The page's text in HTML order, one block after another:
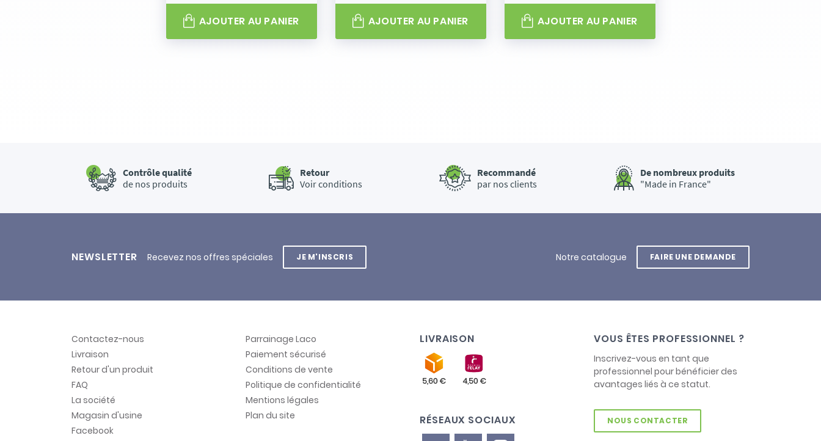
AJOUTER AU PANIER AJOUTER AU PANIER AJOUTER AU PANIER
Contrôle qualité
de nos produits
Retour
Voir conditions
Recommandé
par nos clients
De nombreux produits
"Made in France"
NEWSLETTER Recevez nos offres spéciales JE M'INSCRIS Notre catalogue FAIRE UNE DEMANDE
Contactez-nous
Livraison
Retour d'un produit
FAQ
La société
Magasin d'usine
Facebook
Parrainage Laco
Paiement sécurisé
Conditions de vente
Politique de confidentialité
Mentions légales
Plan du site
LIVRAISON
RÉSEAUX SOCIAUX
VOUS ÊTES PROFESSIONNEL ?
Inscrivez-vous en tant que
professionnel pour bénéficier des
avantages liés à ce statut.
NOUS CONTACTER